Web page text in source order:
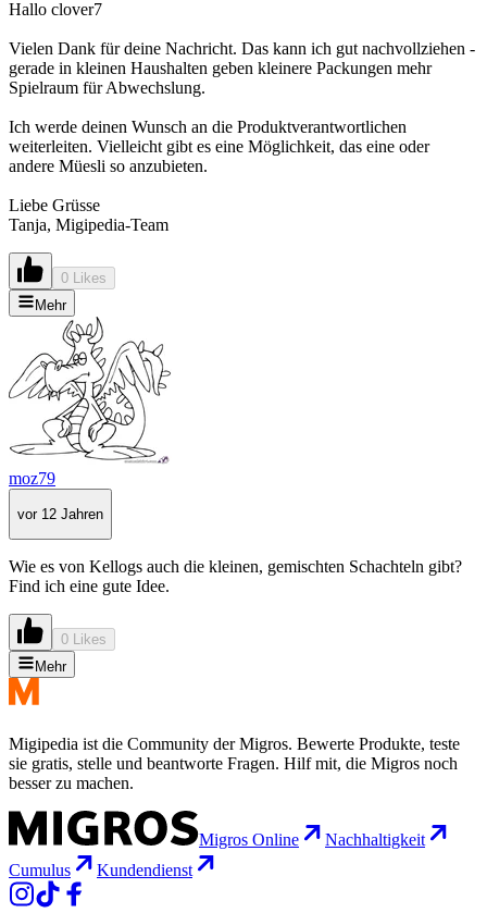
Hallo clover7
Vielen Dank für deine Nachricht. Das kann ich gut nachvollziehen -
gerade in kleinen Haushalten geben kleinere Packungen mehr
Spielraum für Abwechslung.
Ich werde deinen Wunsch an die Produktverantwortlichen
weiterleiten. Vielleicht gibt es eine Möglichkeit, das eine oder
andere Müesli so anzubieten.
Liebe Grüsse
Tanja, Migipedia-Team
0 Likes
Mehr
moz79
vor 12 Jahren
Wie es von Kellogs auch die kleinen, gemischten Schachteln gibt?
Find ich eine gute Idee.
0 Likes
Mehr
Migipedia ist die Community der Migros. Bewerte Produkte, teste
sie gratis, stelle und beantworte Fragen. Hilf mit, die Migros noch
besser zu machen.
Migros Online
Nachhaltigkeit
Cumulus
Kundendienst